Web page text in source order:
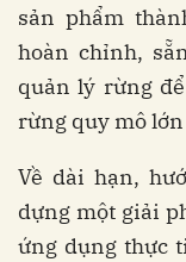
sản phẩm
hoàn chỉnh,
quản lý rừng
rừng quy mô
Về dài hạn,
dựng một giải
ứng dụng thực